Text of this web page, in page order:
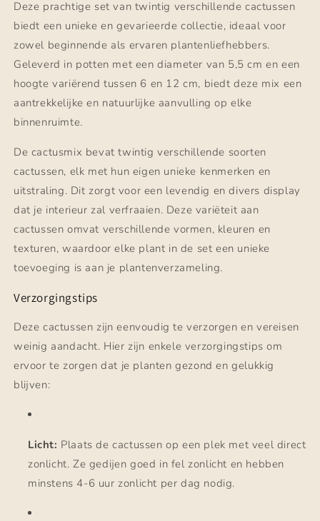
Deze prachtige set van twintig verschillende cactussen
biedt een unieke en gevarieerde collectie, ideaal voor
zowel beginnende als ervaren plantenliefhebbers.
Geleverd in potten met een diameter van 5,5 cm en een
hoogte variërend tussen 6 en 12 cm, biedt deze mix een
aantrekkelijke en natuurlijke aanvulling op elke
binnenruimte.
De cactusmix bevat twintig verschillende soorten
cactussen, elk met hun eigen unieke kenmerken en
uitstraling. Dit zorgt voor een levendig en divers display
dat je interieur zal verfraaien. Deze variëteit aan
cactussen omvat verschillende vormen, kleuren en
texturen, waardoor elke plant in de set een unieke
toevoeging is aan je plantenverzameling.
Verzorgingstips
Deze cactussen zijn eenvoudig te verzorgen en vereisen
weinig aandacht. Hier zijn enkele verzorgingstips om
ervoor te zorgen dat je planten gezond en gelukkig
blijven:
Licht: Plaats de cactussen op een plek met veel direct
zonlicht. Ze gedijen goed in fel zonlicht en hebben
minstens 4-6 uur zonlicht per dag nodig.